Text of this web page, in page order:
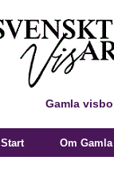
Gamla
Start Om